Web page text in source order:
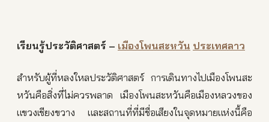
เรียนรู้ประวัติศาสตร์ – เมืองโพนสะหวัน ประเทศลาว
สำหรับผู้ที่หลงใหลประวัติศาสตร์ การเดินทางไปเมืองโพนสะ
หวันคือสิ่งที่ไม่ควรพลาด เมืองโพนสะหวันคือเมืองหลวงของ
แขวงเชียงขวาง และสถานที่ที่มีชื่อเสียงในจุดหมายแห่งนี้คือ